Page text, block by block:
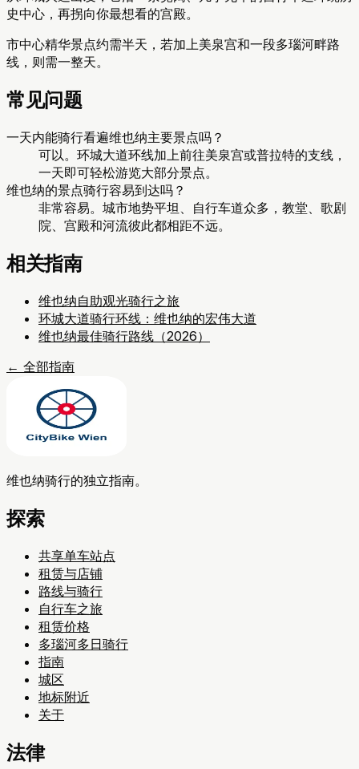
史中心，再拐向你最想看的宫殿。
市中心精华景点约需半天，若加上美泉宫和一段多瑙河畔路
线，则需一整天。
常见问题
一天内能骑行看遍维也纳主要景点吗？
可以。环城大道环线加上前往美泉宫或普拉特的支线，
一天即可轻松游览大部分景点。
维也纳的景点骑行容易到达吗？
非常容易。城市地势平坦、自行车道众多，教堂、歌剧
院、宫殿和河流彼此都相距不远。
相关指南
维也纳自助观光骑行之旅
环城大道骑行环线：维也纳的宏伟大道
维也纳最佳骑行路线（2026）
← 全部指南
维也纳骑行的独立指南。
探索
共享单车站点
租赁与店铺
路线与骑行
自行车之旅
租赁价格
多瑙河多日骑行
指南
城区
地标附近
关于
法律